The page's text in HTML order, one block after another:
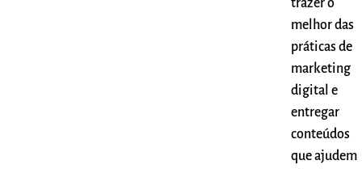
trazer o
melhor das
práticas de
marketing
digital e
entregar
conteúdos
que ajudem